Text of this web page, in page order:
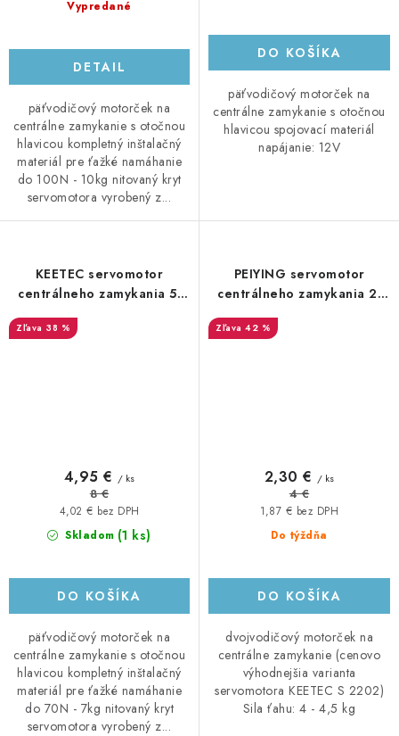
Vypredané
DETAIL
päťvodičový motorček na
centrálne zamykanie s otočnou
hlavicou kompletný inštalačný
materiál pre ťažké namáhanie
do 100N - 10kg nitovaný kryt
servomotora vyrobený z...
DO KOŠÍKA
päťvodičový motorček na
centrálne zamykanie s otočnou
hlavicou spojovací materiál
napájanie: 12V
KEETEC servomotor
centrálneho zamykania 5-
hlavicou, výtlak 7kg S 2705
38 %
Skladom (1 ks)
4,02 € bez DPH
4,95 € / ks
8 €
DO KOŠÍKA
päťvodičový motorček na
centrálne zamykanie s otočnou
hlavicou kompletný inštalačný
materiál pre ťažké namáhanie
do 70N - 7kg nitovaný kryt
servomotora vyrobený z...
PEIYING servomotor
centrálneho zamykania 2-
42 %
Do týždňa
1,87 € bez DPH
2,30 € / ks
4 €
DO KOŠÍKA
dvojvodičový motorček na
centrálne zamykanie (cenovo
výhodnejšia varianta
servomotora KEETEC S 2202)
Sila ťahu: 4 - 4,5 kg